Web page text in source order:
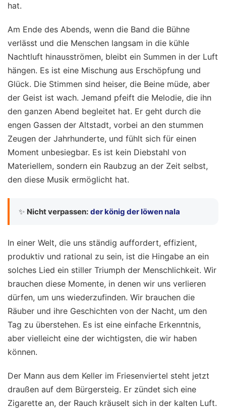
hat.
Am Ende des Abends, wenn die Band die Bühne
verlässt und die Menschen langsam in die kühle
Nachtluft hinausströmen, bleibt ein Summen in der Luft
hängen. Es ist eine Mischung aus Erschöpfung und
Glück. Die Stimmen sind heiser, die Beine müde, aber
der Geist ist wach. Jemand pfeift die Melodie, die ihn
den ganzen Abend begleitet hat. Er geht durch die
engen Gassen der Altstadt, vorbei an den stummen
Zeugen der Jahrhunderte, und fühlt sich für einen
Moment unbesiegbar. Es ist kein Diebstahl von
Materiellem, sondern ein Raubzug an der Zeit selbst,
den diese Musik ermöglicht hat.
✨ Nicht verpassen: der könig der löwen nala
In einer Welt, die uns ständig auffordert, effizient,
produktiv und rational zu sein, ist die Hingabe an ein
solches Lied ein stiller Triumph der Menschlichkeit. Wir
brauchen diese Momente, in denen wir uns verlieren
dürfen, um uns wiederzufinden. Wir brauchen die
Räuber und ihre Geschichten von der Nacht, um den
Tag zu überstehen. Es ist eine einfache Erkenntnis,
aber vielleicht eine der wichtigsten, die wir haben
können.
Der Mann aus dem Keller im Friesenviertel steht jetzt
draußen auf dem Bürgersteig. Er zündet sich eine
Zigarette an, der Rauch kräuselt sich in der kalten Luft.